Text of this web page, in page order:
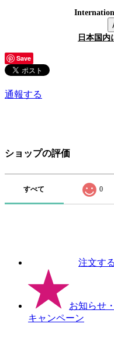
日本国内
Save
通報する
ショップの評価
すべて 0
注文する
お知らせ ・
キャンペーン